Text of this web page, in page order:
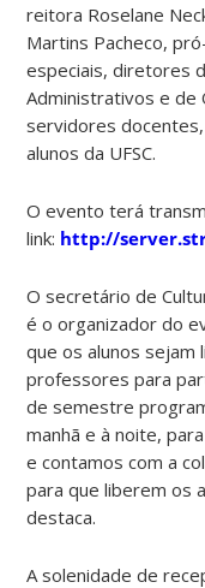
reitora Roselane
Martins Pacheco,
especiais, diretores
Administrativos e de
servidores
alunos da UFSC.
O evento terá
link: http://
O secretário de
é o organizador do
que os alunos sejam
professores para
de semestre
manhã e à noite,
e contamos com a
para que liberem os
destaca.
A solenidade de